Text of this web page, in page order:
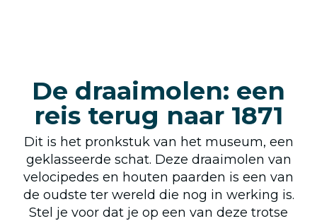
De draaimolen: een
reis terug naar 1871
Dit is het pronkstuk van het museum, een
geklasseerde schat. Deze draaimolen van
velocipedes en houten paarden is een van
de oudste ter wereld die nog in werking is.
Stel je voor dat je op een van deze trotse